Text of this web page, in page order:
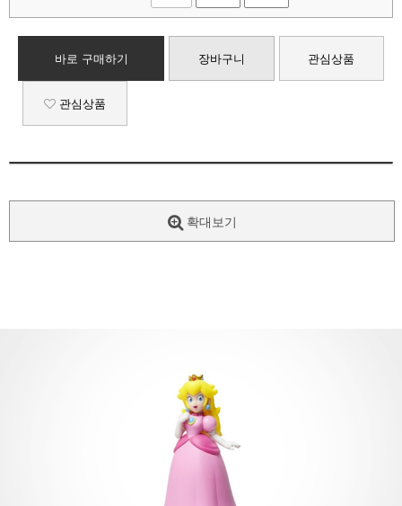
바로 구매하기 장바구니 관심상품
관심상품
확대보기